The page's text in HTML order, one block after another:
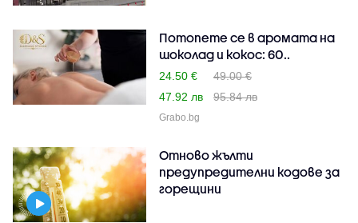
Потопете се в аромата на
шоколад и кокос: 60..
24.50 €
49.00 €
47.92 лв
95.84 лв
Grabo.bg
Отново жълти
предупредителни кодове за
горещини